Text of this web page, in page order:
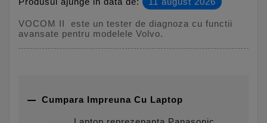
VOCOM II este un tester de diagnoza cu functii
avansate pentru modelele Volvo.
 Cumpara Impreuna Cu Laptop